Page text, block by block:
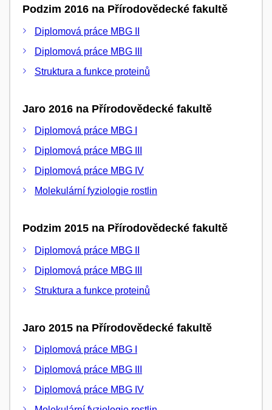
Podzim 2016 na Přírodovědecké fakultě
Diplomová práce MBG II
Diplomová práce MBG III
Struktura a funkce proteinů
Jaro 2016 na Přírodovědecké fakultě
Diplomová práce MBG I
Diplomová práce MBG III
Diplomová práce MBG IV
Molekulární fyziologie rostlin
Podzim 2015 na Přírodovědecké fakultě
Diplomová práce MBG II
Diplomová práce MBG III
Struktura a funkce proteinů
Jaro 2015 na Přírodovědecké fakultě
Diplomová práce MBG I
Diplomová práce MBG III
Diplomová práce MBG IV